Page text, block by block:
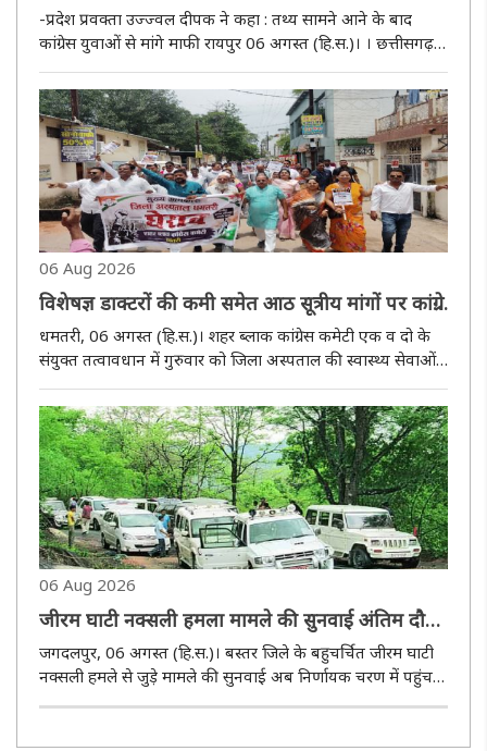
दुष्प्रचार की खोली पोल : भाजपा
-प्रदेश प्रवक्ता उज्ज्वल दीपक ने कहा : तथ्य सामने आने के बाद
कांग्रेस युवाओं से मांगे माफी रायपुर 06 अगस्त (हि.स.)। । छत्तीसगढ़
प्लाटून कमांडर परीक्षा - 2024 के प्रारंभिक लिखित परिणा..
06 Aug 2026
विशेषज्ञ डाक्टरों की कमी समेत आठ सूत्रीय मांगों पर कांग्रेस
का सीएमएचओ कार्यालय घेराव
धमतरी, 06 अगस्त (हि.स.)। शहर ब्लाक कांग्रेस कमेटी एक व दो के
संयुक्त तत्वावधान में गुरुवार को जिला अस्पताल की स्वास्थ्य सेवाओं
ने सीएमएचओ कार्यालय का घेराव किया। इस दौरान पुलिस ..
06 Aug 2026
जीरम घाटी नक्सली हमला मामले की सुनवाई अंतिम दौर
में, 10 अगस्त को होगी अंतिम बहस
जगदलपुर, 06 अगस्त (हि.स.)। बस्तर जिले के बहुचर्चित जीरम घाटी
नक्सली हमले से जुड़े मामले की सुनवाई अब निर्णायक चरण में पहुंच